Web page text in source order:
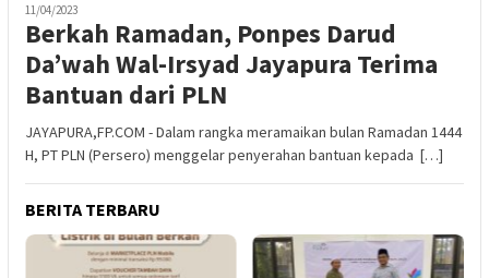
11/04/2023
Berkah Ramadan, Ponpes Darud
Da’wah Wal-Irsyad Jayapura Terima
Bantuan dari PLN
JAYAPURA,FP.COM - Dalam rangka meramaikan bulan Ramadan 1444
H, PT PLN (Persero) menggelar penyerahan bantuan kepada […]
BERITA TERBARU